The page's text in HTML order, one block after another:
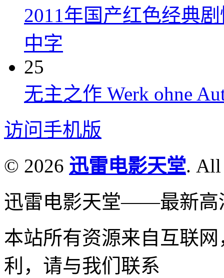
2011年国产红色经典
中字
25
无主之作 Werk ohne
访问手机版
© 2026 迅雷电影天堂. All
迅雷电影天堂——最新高
本站所有资源来自互联
利，请与我们联系